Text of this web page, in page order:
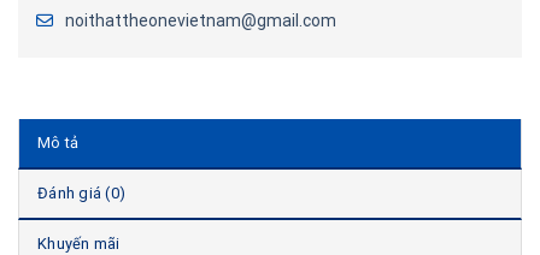
noithattheonevietnam@gmail.com
Mô tả
Đánh giá (0)
Khuyến mãi